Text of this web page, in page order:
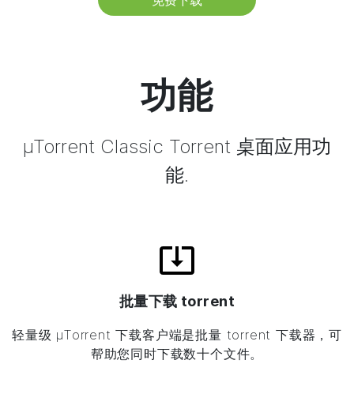
功能
µTorrent Classic Torrent 桌面应用功
能.
批量下载 torrent
轻量级 µTorrent 下载客户端是批量 torrent 下载器，可
帮助您同时下载数十个文件。